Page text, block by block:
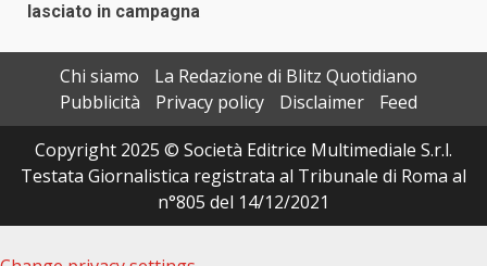
lasciato in campagna
Chi siamo
La Redazione di Blitz Quotidiano
Pubblicità
Privacy policy Disclaimer
Feed
Copyright 2025 © Società Editrice Multimediale S.r.l.
Testata Giornalistica registrata al Tribunale di Roma al
n°805 del 14/12/2021